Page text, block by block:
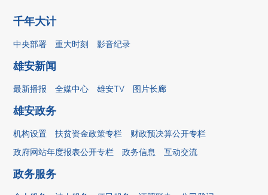
千年大计
中央部署 重大时刻 影音纪录
雄安新闻
最新播报 全媒中心 雄安TV 图片长廊
雄安政务
机构设置 扶贫资金政策专栏
财政预决算公开专栏
政府网站年度报表公开专栏
政务信息 互动交流
政务服务